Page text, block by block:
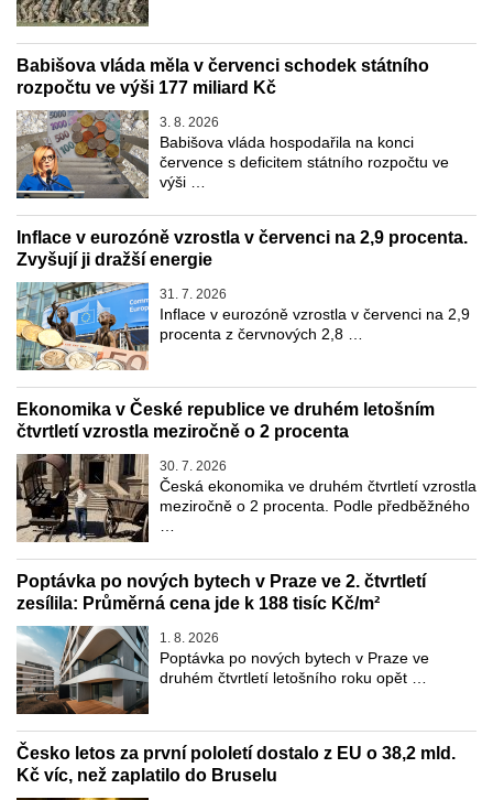
Babišova vláda měla v červenci schodek státního
rozpočtu ve výši 177 miliard Kč
3. 8. 2026
Babišova vláda hospodařila na konci
července s deficitem státního rozpočtu ve
výši …
Inflace v eurozóně vzrostla v červenci na 2,9 procenta.
Zvyšují ji dražší energie
31. 7. 2026
Inflace v eurozóně vzrostla v červenci na 2,9
procenta z červnových 2,8 …
Ekonomika v České republice ve druhém letošním
čtvrtletí vzrostla meziročně o 2 procenta
30. 7. 2026
Česká ekonomika ve druhém čtvrtletí vzrostla
meziročně o 2 procenta. Podle předběžného
Poptávka po nových bytech v Praze ve 2. čtvrtletí
zesílila: Průměrná cena jde k 188 tisíc Kč/m²
1. 8. 2026
Poptávka po nových bytech v Praze ve
druhém čtvrtletí letošního roku opět …
Česko letos za první pololetí dostalo z EU o 38,2 mld.
Kč víc, než zaplatilo do Bruselu